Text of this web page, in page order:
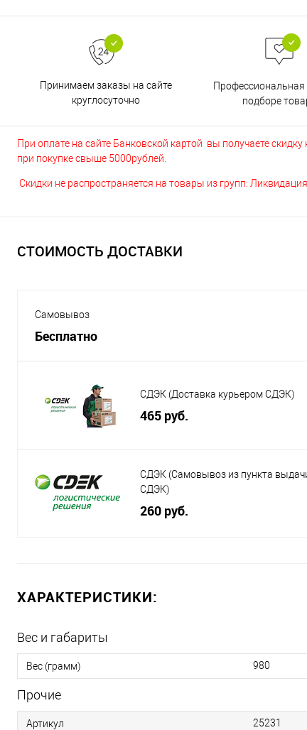
Принимаем заказы на сайте
круглосуточно
подборе
При оплате на сайте Банковской картой вы получаете
при покупке свыше 5000рублей.
Скидки не распространяется на товары из групп:
СТОИМОСТЬ ДОСТАВКИ
Самовывоз
Бесплатно
СДЭК (Доставка курьером СДЭК)
465 руб.
СДЭК (Самовывоз из пункта
СДЭК)
260 руб.
ХАРАКТЕРИСТИКИ:
Вес и габариты
Вес (грамм) 980
Прочие
Артикул 25231